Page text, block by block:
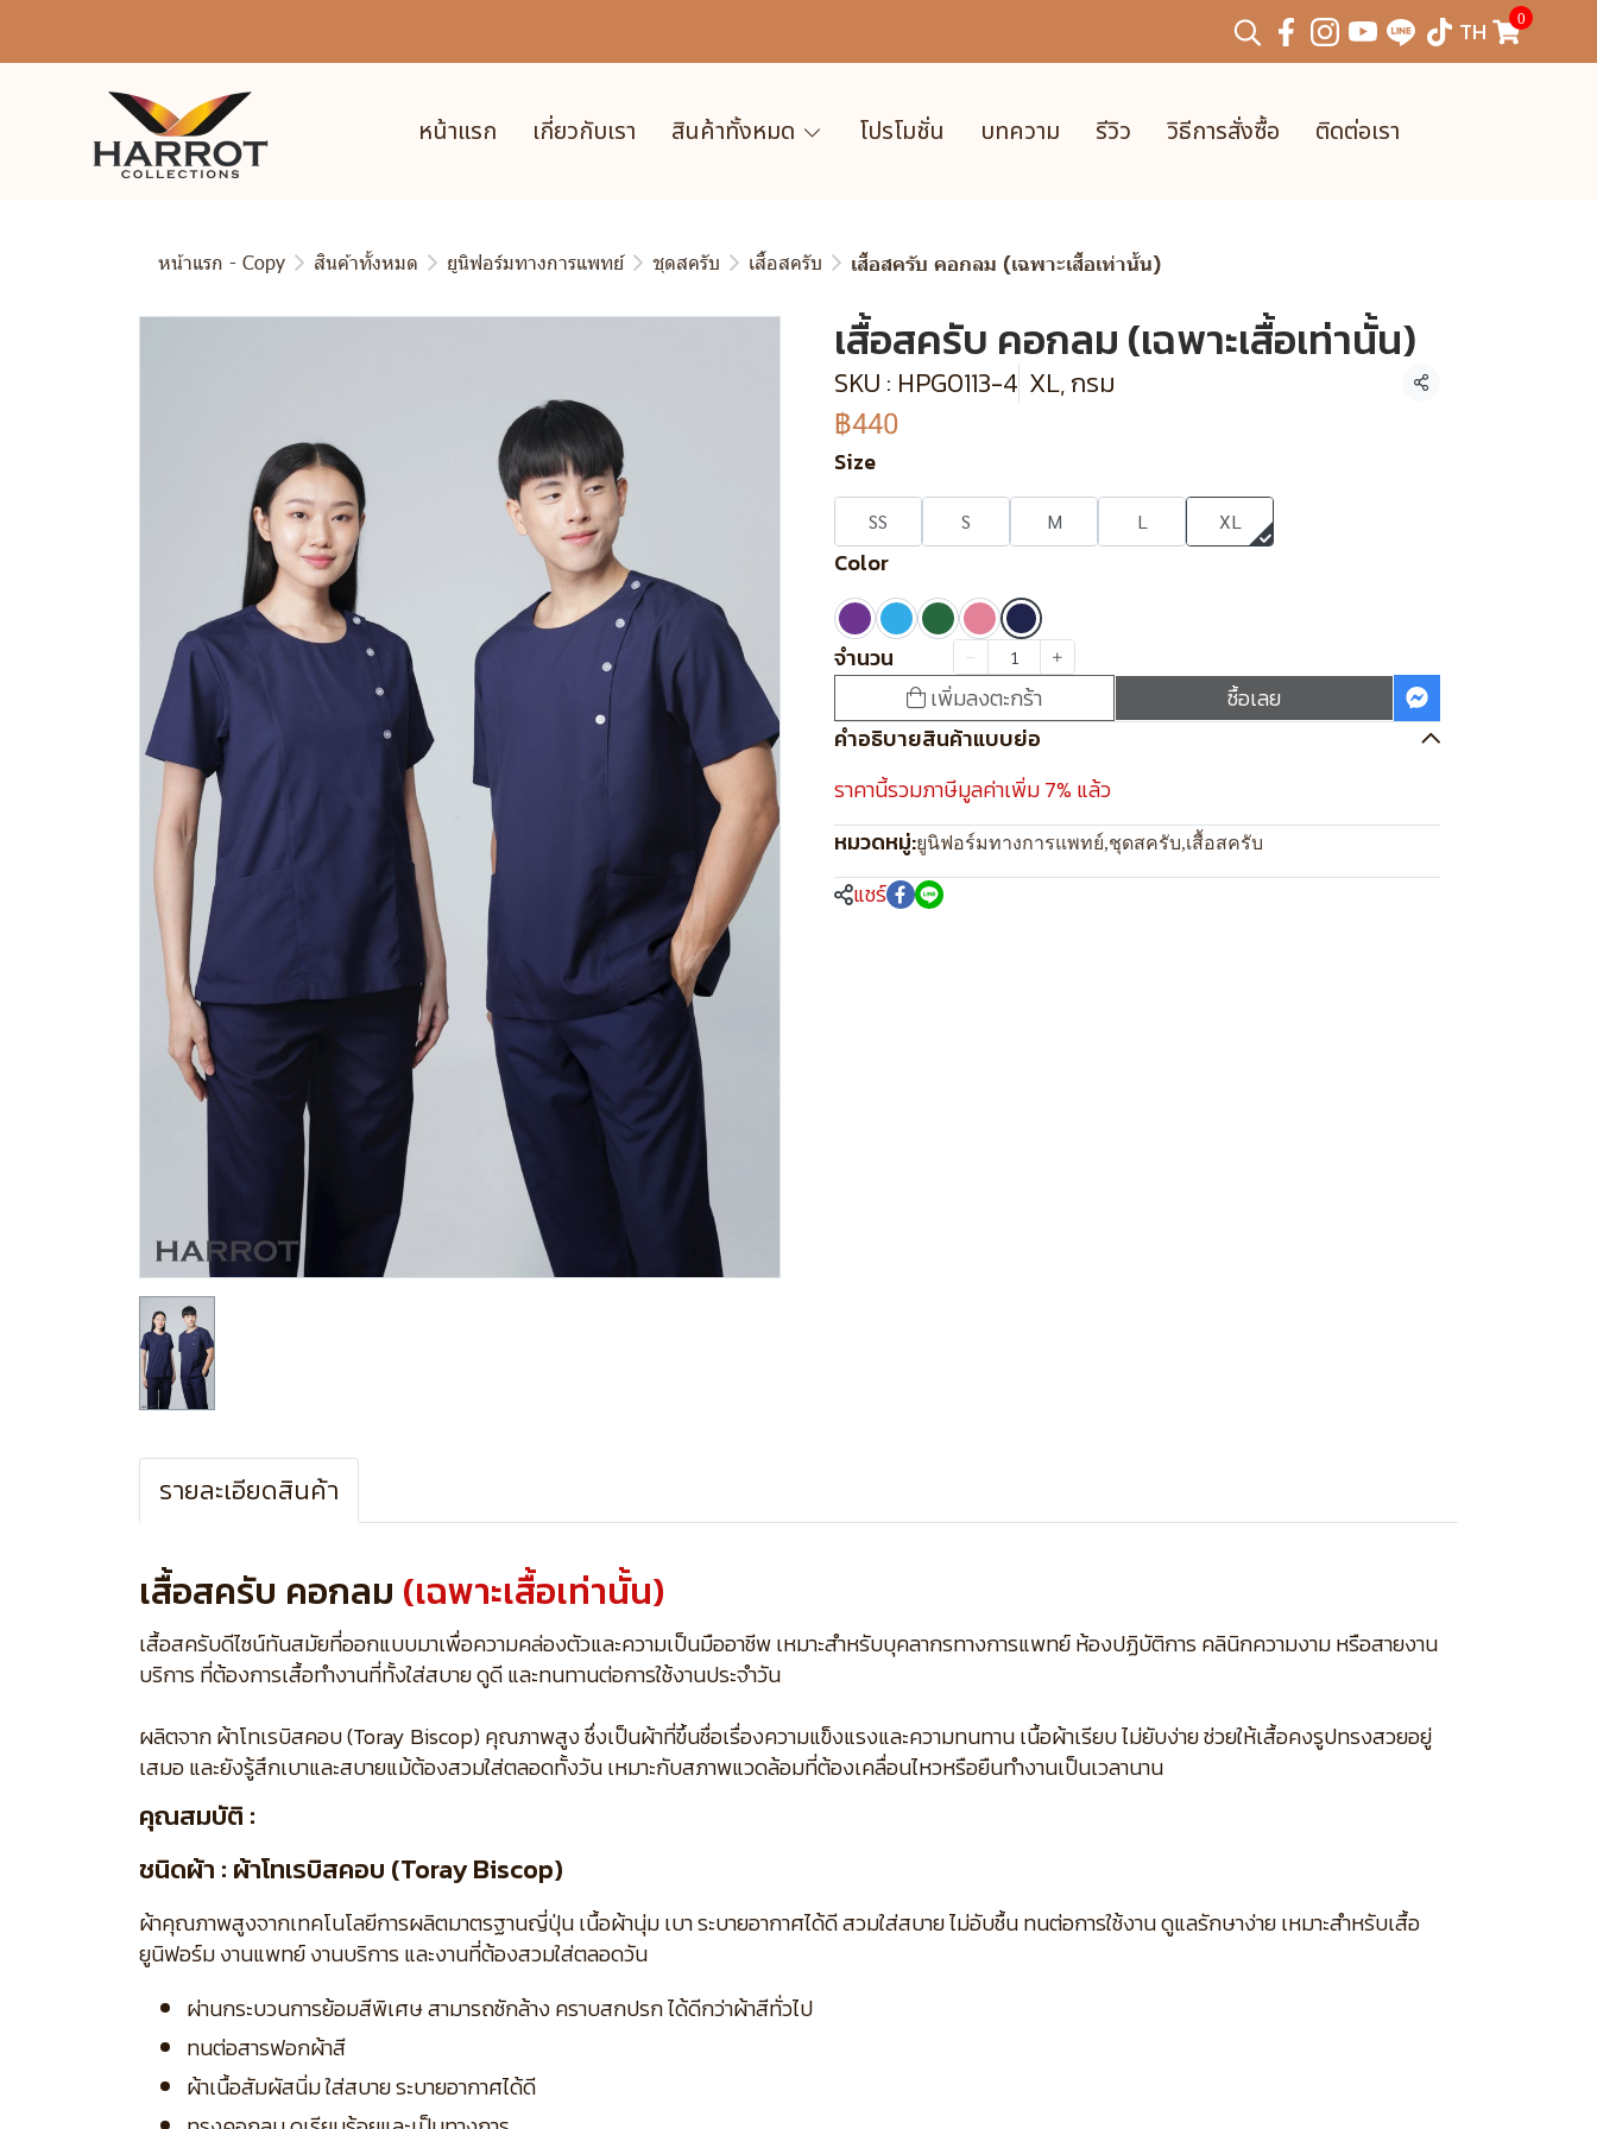
TH 0
หน้าแรก เกี่ยวกับเรา สินค้าทั้งหมด โปรโมชั่น บทความ รีวิว วิธีการสั่งซื้อ ติดต่อเรา
หน้าแรก - Copy สินค้าทั้งหมด ยูนิฟอร์มทางการแพทย์ ชุดสครับ เสื้อสครับ เสื้อสครับ คอกลม (เฉพาะเสื้อเท่านั้น)
เสื้อสครับ คอกลม (เฉพาะเสื้อเท่านั้น)
SKU : HPG0113-4 XL, กรม แชร์
฿440
Size
SS S M L XL
Color
จำนวน
เพิ่มลงตะกร้า
ซื้อเลย
คำอธิบายสินค้าแบบย่อ
ราคานี้รวมภาษีมูลค่าเพิ่ม 7% แล้ว
หมวดหมู่:ยูนิฟอร์มทางการแพทย์,ชุดสครับ,เสื้อสครับ
แชร์
รายละเอียดสินค้า
เสื้อสครับ คอกลม (เฉพาะเสื้อเท่านั้น)
เสื้อสครับดีไซน์ทันสมัยที่ออกแบบมาเพื่อความคล่องตัวและความเป็นมืออาชีพ เหมาะสำหรับบุคลากรทางการแพทย์ ห้องปฏิบัติการ คลินิกความงาม หรือสายงาน
บริการ ที่ต้องการเสื้อทำงานที่ทั้งใส่สบาย ดูดี และทนทานต่อการใช้งานประจำวัน
ผลิตจาก ผ้าโทเรบิสคอบ (Toray Biscop) คุณภาพสูง ซึ่งเป็นผ้าที่ขึ้นชื่อเรื่องความแข็งแรงและความทนทาน เนื้อผ้าเรียบ ไม่ยับง่าย ช่วยให้เสื้อคงรูปทรงสวยอยู่
เสมอ และยังรู้สึกเบาและสบายแม้ต้องสวมใส่ตลอดทั้งวัน เหมาะกับสภาพแวดล้อมที่ต้องเคลื่อนไหวหรือยืนทำงานเป็นเวลานาน
คุณสมบัติ :
ชนิดผ้า : ผ้าโทเรบิสคอบ (Toray Biscop)
ผ้าคุณภาพสูงจากเทคโนโลยีการผลิตมาตรฐานญี่ปุ่น เนื้อผ้านุ่ม เบา ระบายอากาศได้ดี สวมใส่สบาย ไม่อับชื้น ทนต่อการใช้งาน ดูแลรักษาง่าย เหมาะสำหรับเสื้อ
ยูนิฟอร์ม งานแพทย์ งานบริการ และงานที่ต้องสวมใส่ตลอดวัน
ผ่านกระบวนการย้อมสีพิเศษ สามารถซักล้าง คราบสกปรก ได้ดีกว่าผ้าสีทั่วไป
ทนต่อสารฟอกผ้าสี
ผ้าเนื้อสัมผัสนิ่ม ใส่สบาย ระบายอากาศได้ดี